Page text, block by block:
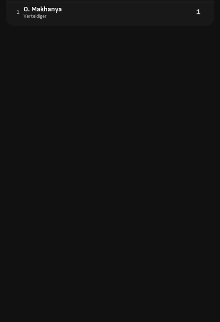
1 O. Makhanya
Verteidiger 1